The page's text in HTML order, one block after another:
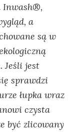
Inwash®,
a
są w
Jeśli jest
sprawdzi
łupka wraz
czysta
być zlicowany